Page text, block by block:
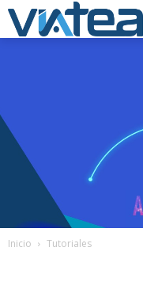
Inicio Tutoriales